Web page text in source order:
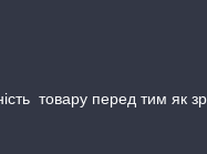
товару перед тим як